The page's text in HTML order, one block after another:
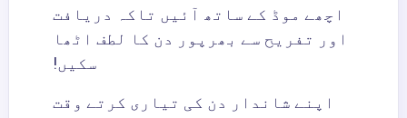
اچھے موڈ کے ساتھ آئیں تاکہ دریافت
اور تفریح سے بھرپور دن کا لطف اٹھا
سکیں!
اپنے شاندار دن کی تیاری کرتے وقت